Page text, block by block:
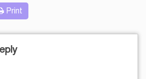
Print